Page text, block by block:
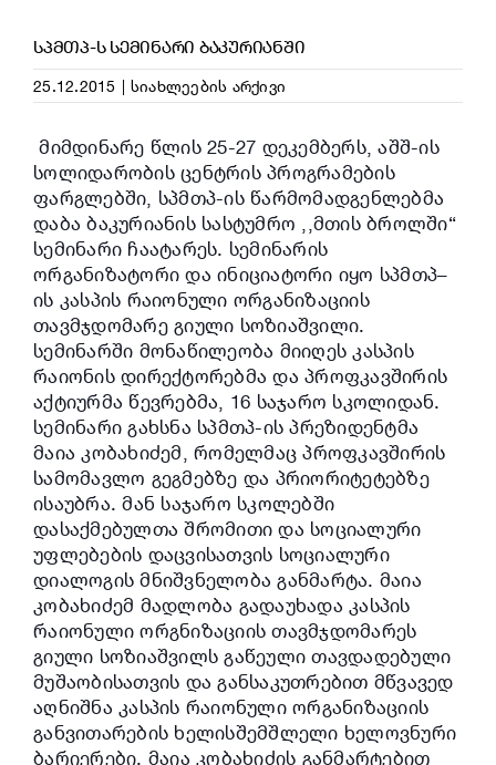
ᲡᲞᲛᲗᲞ-Ს ᲡᲔᲛᲘᲜᲐᲠᲘ ᲑᲐᲙᲣᲠᲘᲐᲜᲨᲘ
25.12.2015 | სიახლეების არქივი
მიმდინარე წლის 25-27 დეკემბერს, აშშ-ის
სოლიდარობის ცენტრის პროგრამების
ფარგლებში, სპმთპ-ის წარმომადგენლებმა
დაბა ბაკურიანის სასტუმრო ,,მთის ბროლში“
სემინარი ჩაატარეს. სემინარის
ორგანიზატორი და ინიციატორი იყო სპმთპ–
ის კასპის რაიონული ორგანიზაციის
თავმჯდომარე გიული სოზიაშვილი.
სემინარში მონაწილეობა მიიღეს კასპის
რაიონის დირექტორებმა და პროფკავშირის
აქტიურმა წევრებმა, 16 საჯარო სკოლიდან.
სემინარი გახსნა სპმთპ-ის პრეზიდენტმა
მაია კობახიძემ, რომელმაც პროფკავშირის
სამომავლო გეგმებზე და პრიორიტეტებზე
ისაუბრა. მან საჯარო სკოლებში
დასაქმებულთა შრომითი და სოციალური
უფლებების დაცვისათვის სოციალური
დიალოგის მნიშვნელობა განმარტა. მაია
კობახიძემ მადლობა გადაუხადა კასპის
რაიონული ორგნიზაციის თავმჯდომარეს
გიული სოზიაშვილს გაწეული თავდადებული
მუშაობისათვის და განსაკუთრებით მწვავედ
აღნიშნა კასპის რაიონული ორგანიზაციის
განვითარების ხელისშემშლელი ხელოვნური
ბარიერები. მაია კობახიძის განმარტებით